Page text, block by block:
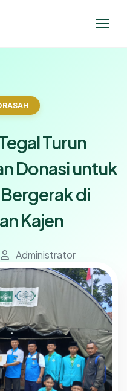
Turun
Donasi untuk
di
Kajen
Administrator